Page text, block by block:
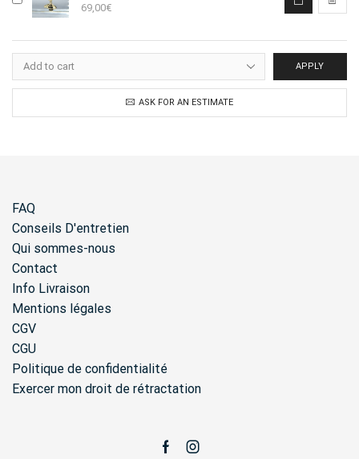
69,00€
APPLY
ASK FOR AN ESTIMATE
FAQ
Conseils D'entretien
Qui sommes-nous
Contact
Info Livraison
Mentions légales
CGV
CGU
Politique de confidentialité
Exercer mon droit de rétractation
FacebookInstagram